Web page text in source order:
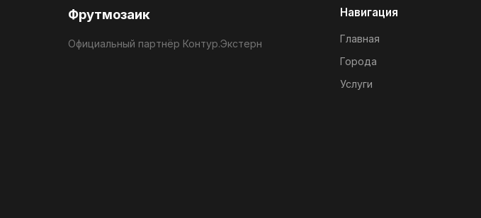
Фрутмозаик
Официальный партнёр Контур.Экстерн
Навигация
Главная
Города
Услуги